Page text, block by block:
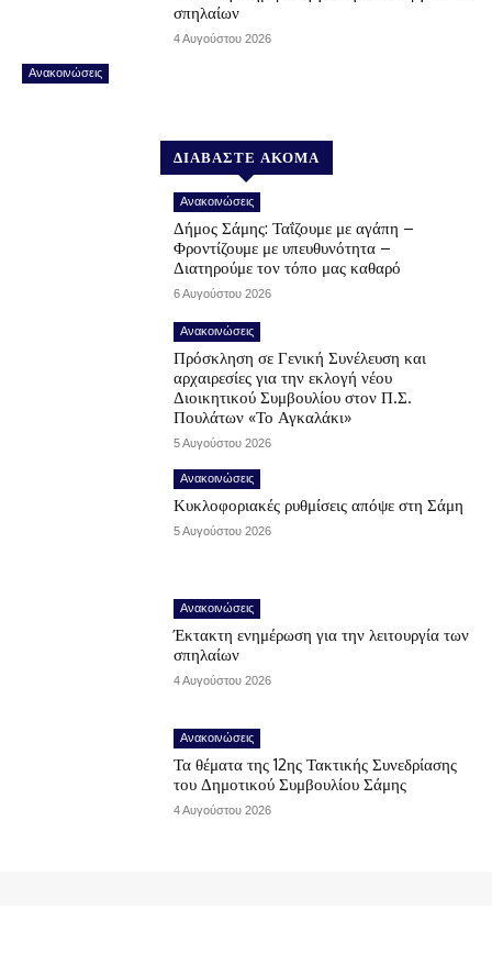
Ανακοινώσεις
σπηλαίων
4 Αυγούστου 2026
ΔΙΑΒΑΣΤΕ ΑΚΟΜΑ
Ανακοινώσεις
Δήμος Σάμης: Ταΐζουμε με αγάπη –
Φροντίζουμε με υπευθυνότητα –
Διατηρούμε τον τόπο μας καθαρό
6 Αυγούστου 2026
Ανακοινώσεις
Πρόσκληση σε Γενική Συνέλευση και
αρχαιρεσίες για την εκλογή νέου
Διοικητικού Συμβουλίου στον Π.Σ.
Πουλάτων «Το Αγκαλάκι»
5 Αυγούστου 2026
Ανακοινώσεις
Κυκλοφοριακές ρυθμίσεις απόψε στη Σάμη
5 Αυγούστου 2026
Ανακοινώσεις
Έκτακτη ενημέρωση για την λειτουργία των
σπηλαίων
4 Αυγούστου 2026
Ανακοινώσεις
Τα θέματα της 12ης Τακτικής Συνεδρίασης
του Δημοτικού Συμβουλίου Σάμης
4 Αυγούστου 2026